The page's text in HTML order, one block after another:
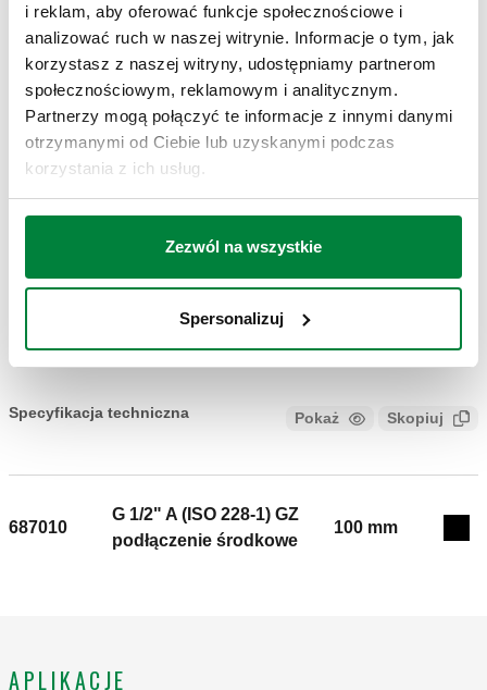
i reklam, aby oferować funkcje społecznościowe i
analizować ruch w naszej witrynie. Informacje o tym, jak
korzystasz z naszej witryny, udostępniamy partnerom
społecznościowym, reklamowym i analitycznym.
Partnerzy mogą połączyć te informacje z innymi danymi
otrzymanymi od Ciebie lub uzyskanymi podczas
korzystania z ich usług.
Zezwól na wszystkie
Spersonalizuj
Skala termometru:-30–50 °C
RYSUNKI I SPECYFIKACJE
Kod produktu Przyłącze
G 1/2" A (ISO 228-1) GZ
podłączenie środkowe
Specyfikacja techniczna Pokaż Skopiuj
Przyłącze: G 1/2" A (ISO 228-1) GZ, podłączenie środkowe.
Zakres temperatury medium: -30–50 °C. Długość tulei: 45
687010
G 1/2" A (ISO 228-1) GZ
podłączenie środkowe
100 mm
APLIKACJE